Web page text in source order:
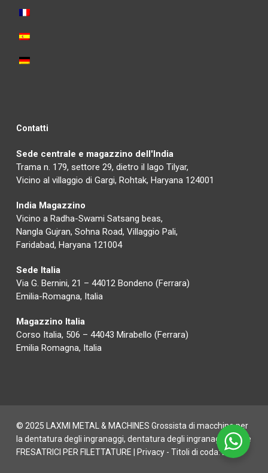
Contatti
Sede centrale e magazzino dell'India
Trama n. 179, settore 29, dietro il lago Tilyar,
Vicino al villaggio di Gargi, Rohtak, Haryana 124001
India Magazzino
Vicino a Radha-Swami Satsang beas,
Nangla Gujran, Sohna Road, Villaggio Pali,
Faridabad, Haryana 121004
Sede Italia
Via G. Bernini, 21 – 44012 Bondeno (Ferrara)
Emilia-Romagna, Italia
Magazzino Italia
Corso Italia, 506 – 44043 Mirabello (Ferrara)
Emilia Romagna, Italia
© 2025 LAXMI METAL & MACHINES Grossista di macchine per
la dentatura degli ingranaggi, dentatura degli ingranaggi CNC e
FRESATRICI PER FILETTATURE |
Privacy- Titoli di coda:Digife